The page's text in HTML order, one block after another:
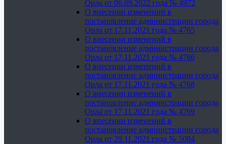
Орла от 06.09.2022 года № 4972
О внесении изменений в
постановление администрации города
Орла от 17.11.2021 года № 4765
О внесении изменений в
постановление администрации города
Орла от 17.11.2021 года № 4766
О внесении изменений в
постановление администрации города
Орла от 17.11.2021 года № 4768
О внесении изменений в
постановление администрации города
Орла от 17.11.2021 года № 4769
О внесении изменений в
постановление администрации города
Орла от 29.11.2021 года № 5084